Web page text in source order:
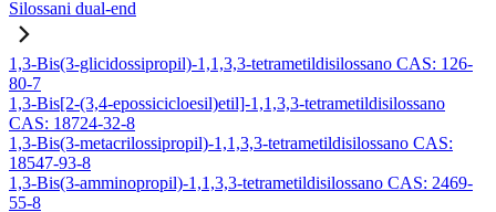
Silossani dual-end
1,3-Bis(3-glicidossipropil)-1,1,3,3-tetrametildisilossano CAS: 126-
80-7
1,3-Bis[2-(3,4-epossicicloesil)etil]-1,1,3,3-tetrametildisilossano
CAS: 18724-32-8
1,3-Bis(3-metacrilossipropil)-1,1,3,3-tetrametildisilossano CAS:
18547-93-8
1,3-Bis(3-amminopropil)-1,1,3,3-tetrametildisilossano CAS: 2469-
55-8